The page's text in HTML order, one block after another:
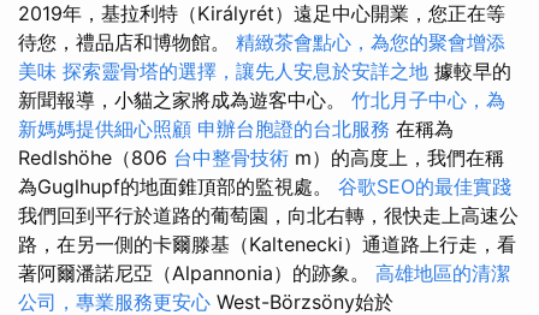
2019年，基拉利特（Királyrét）遠足中心開業，您正在等
待您，禮品店和博物館。 精緻茶會點心，為您的聚會增添
美味 探索靈骨塔的選擇，讓先人安息於安詳之地 據較早的
新聞報導，小貓之家將成為遊客中心。 竹北月子中心，為
新媽媽提供細心照顧 申辦台胞證的台北服務 在稱為
Redlshöhe（806 台中整骨技術 m）的高度上，我們在稱
為Guglhupf的地面錐頂部的監視處。 谷歌SEO的最佳實踐
我們回到平行於道路的葡萄園，向北右轉，很快走上高速公
路，在另一側的卡爾滕基（Kaltenecki）通道路上行走，看
著阿爾潘諾尼亞（Alpannonia）的跡象。 高雄地區的清潔
公司，專業服務更安心 West-Börzsöny始於